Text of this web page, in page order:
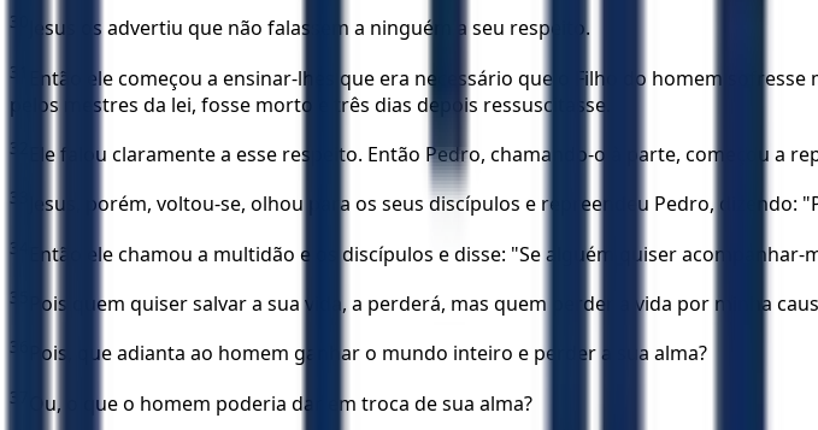
30 Jesus os advertiu que não falassem a ninguém a seu respeito.
31
Então ele começou a ensinar-lhes que era necessário que o Filho do homem
pelos mestres da lei, fosse morto e três dias depois ressuscitasse.
32 Ele falou claramente a esse respeito. Então Pedro, chamando-o à parte, começou a
33 Jesus, porém, voltou-se, olhou para os seus discípulos e repreendeu Pedro,
34 Então ele chamou a multidão e os discípulos e disse: "Se alguém quiser
35 Pois quem quiser salvar a sua vida, a perderá, mas quem perder a vida por minha
36 Pois, que adianta ao homem ganhar o mundo inteiro e perder a sua alma?
37 Ou, o que o homem poderia dar em troca de sua alma?